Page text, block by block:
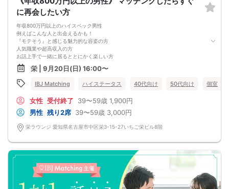
に再会したい方
年収800万円以上のハイスペック男性
例えばこんな人と出会えるかも！
『モテそう』と感じる魅力的な容姿の方
人気職業や超高収入の方
お話上手で一緒に居るととにかく楽しい方
誠実で交際 その後のイメージが沸く方
せっかく時間を遣って、参加するなら
いい人を見つけて、発展に繋げたい方必見！
さ・ら・にマッチングして終わり＆hellip＆＆じゃない！
栄 | 9月20日(日) 16:00〜
IBJ Matching ハイステータス 40代向け 50代向け 個室
女性 受付終了 39〜59歳 1,900円
男性 残り2席 39〜59歳 3,000円
栄ラウンジ 愛知県名古屋市中区栄3-15-27いちご栄ビル8階